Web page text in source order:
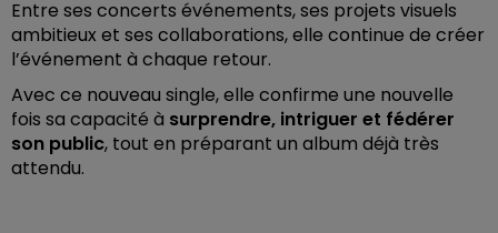
Entre ses concerts événements, ses projets visuels
ambitieux et ses collaborations, elle continue de créer
l’événement à chaque retour.
Avec ce nouveau single, elle confirme une nouvelle
fois sa capacité à surprendre, intriguer et fédérer
son public, tout en préparant un album déjà très
attendu.